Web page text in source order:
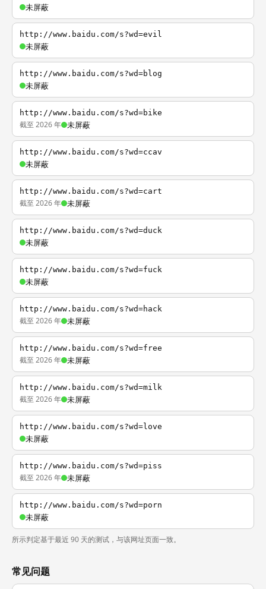
未屏蔽
http://www.baidu.com/s?wd=evil
未屏蔽
http://www.baidu.com/s?wd=blog
未屏蔽
http://www.baidu.com/s?wd=bike
截至 2026 年 未屏蔽
http://www.baidu.com/s?wd=ccav
未屏蔽
http://www.baidu.com/s?wd=cart
截至 2026 年 未屏蔽
http://www.baidu.com/s?wd=duck
未屏蔽
http://www.baidu.com/s?wd=fuck
未屏蔽
http://www.baidu.com/s?wd=hack
截至 2026 年 未屏蔽
http://www.baidu.com/s?wd=free
截至 2026 年 未屏蔽
http://www.baidu.com/s?wd=milk
截至 2026 年 未屏蔽
http://www.baidu.com/s?wd=love
未屏蔽
http://www.baidu.com/s?wd=piss
截至 2026 年 未屏蔽
http://www.baidu.com/s?wd=porn
未屏蔽
所示判定基于最近 90 天的测试，与该网址页面一致。
常见问题